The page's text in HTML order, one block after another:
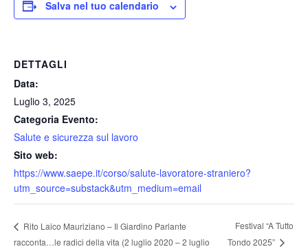
Salva nel tuo calendario
DETTAGLI
Data:
Luglio 3, 2025
Categoria Evento:
Salute e sicurezza sul lavoro
Sito web:
https://www.saepe.it/corso/salute-lavoratore-straniero?
utm_source=substack&utm_medium=email
Rito Laico Mauriziano – Il Giardino Parlante
racconta…le radici della vita (2 luglio 2020 – 2 luglio
Festival “A Tutto
Tondo 2025”